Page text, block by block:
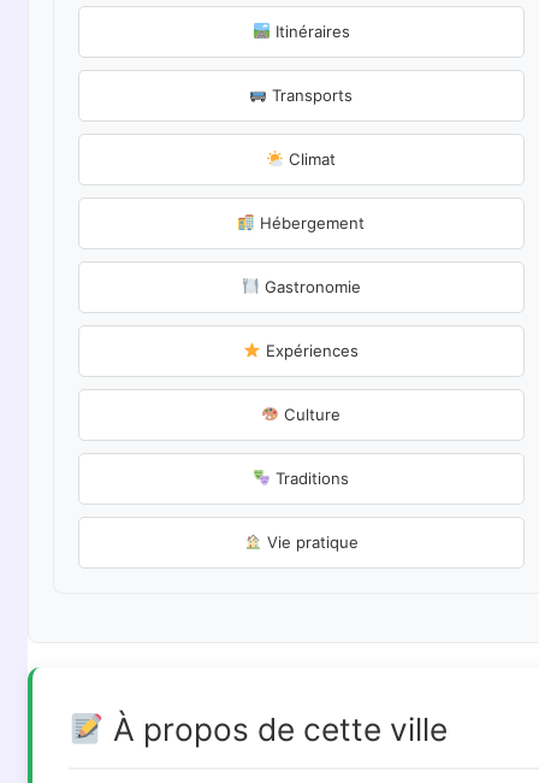
Itinéraires
Transports
Climat
Hébergement
Gastronomie
Expériences
Culture
Traditions
Vie pratique
À propos de cette ville